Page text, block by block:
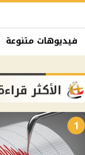
فيديوهات متنوعة
الأكثر
1